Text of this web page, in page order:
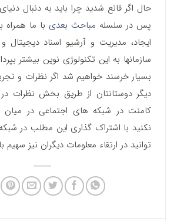
حال اگر قانع شدید چرا باید به دنبال
پس در سلسله مباحث بعدی با ما
ایجاد، مدیریت و آرشیو اسناد دیجیتال
سازمانها به این تکنولوژی نوین بیشتر
بسیار خرسند خواهیم شد اگر نظرات و
دیگر دوستانتان از طریق بخش نظرات
کامنت در شبکه های اجتماعی در میان
نکنید با اشتراک گذاری این مطلب در
توانید در ارتقاء معلومات دیگران نیز سهیم